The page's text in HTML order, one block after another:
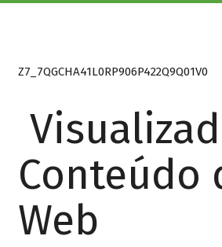
Z7_7QGCHA41L0RP906P422Q9Q01V0
Conteúdo
Web